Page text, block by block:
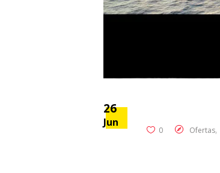
26
Jun
0 Ofertas,